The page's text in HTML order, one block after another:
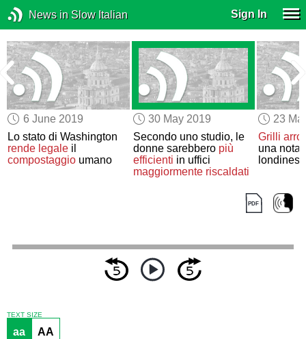
News in Slow Italian Sign In
6 June 2019
Lo stato di Washington
rende legale il
compostaggio umano
30 May 2019
Secondo uno studio, le
donne sarebbero più
efficienti in uffici
maggiormente riscaldati
23
Grilli
una nota
TEXT SIZE
aa AA